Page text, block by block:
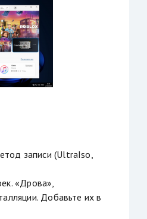
записи (UltraIso,
«Дрова»,
Добавьте их в